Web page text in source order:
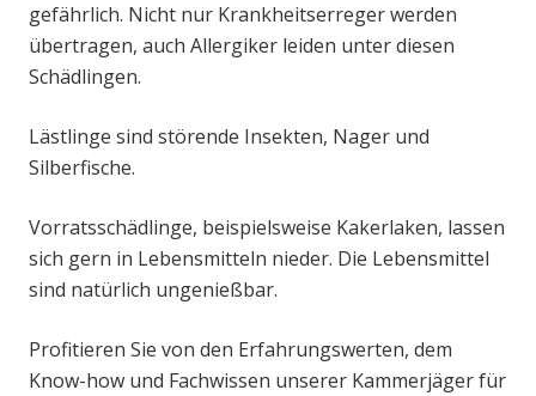
gefährlich. Nicht nur Krankheitserreger werden
übertragen, auch Allergiker leiden unter diesen
Schädlingen.
Lästlinge sind störende Insekten, Nager und
Silberfische.
Vorratsschädlinge, beispielsweise Kakerlaken, lassen
sich gern in Lebensmitteln nieder. Die Lebensmittel
sind natürlich ungenießbar.
Profitieren Sie von den Erfahrungswerten, dem
Know-how und Fachwissen unserer Kammerjäger für